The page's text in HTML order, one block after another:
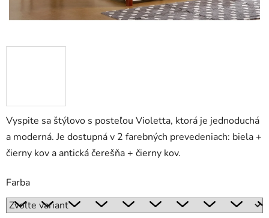
Vyspite sa štýlovo s posteľou Violetta, ktorá je jednoduchá
a moderná. Je dostupná v 2 farebných prevedeniach: biela +
čierny kov a antická čerešňa + čierny kov.
Farba